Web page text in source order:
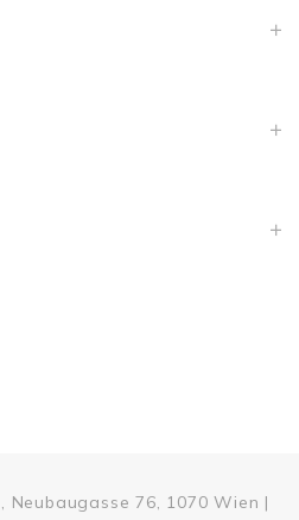
Neubaugasse 76, 1070 Wien |